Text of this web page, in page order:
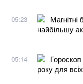
05:23
Магнітні
найбільшу
05:14
року для